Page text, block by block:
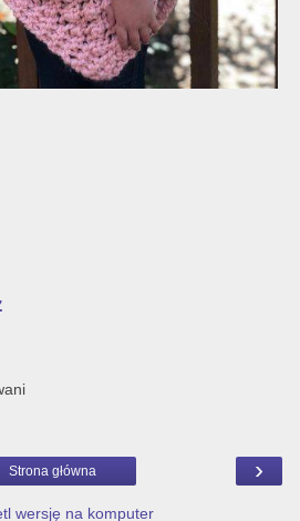
›
Strona główna
wersję na komputer